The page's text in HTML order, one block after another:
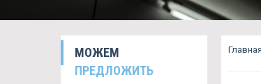
МОЖЕМ
ПРЕДЛОЖИТЬ
Главная